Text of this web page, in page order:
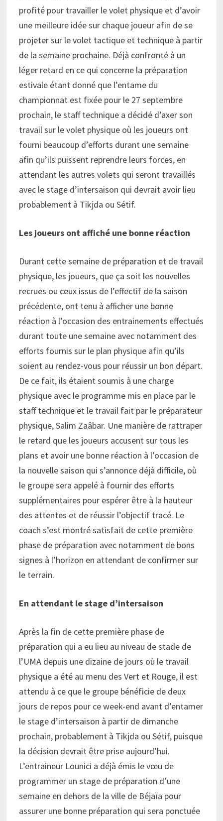
profité pour travailler le volet physique et d’avoir
une meilleure idée sur chaque joueur afin de se
projeter sur le volet tactique et technique à partir
de la semaine prochaine. Déjà confronté à un
léger retard en ce qui concerne la préparation
estivale étant donné que l’entame du
championnat est fixée pour le 27 septembre
prochain, le staff technique a décidé d’axer son
travail sur le volet physique où les joueurs ont
fourni beaucoup d’efforts durant une semaine
afin qu’ils puissent reprendre leurs forces, en
attendant les autres volets qui seront travaillés
avec le stage d’intersaison qui devrait avoir lieu
probablement à Tikjda ou Sétif.
Les joueurs ont affiché une bonne réaction
Durant cette semaine de préparation et de travail
physique, les joueurs, que ça soit les nouvelles
recrues ou ceux issus de l’effectif de la saison
précédente, ont tenu à afficher une bonne
réaction à l’occasion des entrainements effectués
durant toute une semaine avec notamment des
efforts fournis sur le plan physique afin qu’ils
soient au rendez-vous pour réussir un bon départ.
De ce fait, ils étaient soumis à une charge
physique avec le programme mis en place par le
staff technique et le travail fait par le préparateur
physique, Salim Zaâbar. Une manière de rattraper
le retard que les joueurs accusent sur tous les
plans et avoir une bonne réaction à l’occasion de
la nouvelle saison qui s’annonce déjà difficile, où
le groupe sera appelé à fournir des efforts
supplémentaires pour espérer être à la hauteur
des attentes et de réussir l’objectif tracé. Le
coach s’est montré satisfait de cette première
phase de préparation avec notamment de bons
signes à l’horizon en attendant de confirmer sur
le terrain.
En attendant le stage d’intersaison
Après la fin de cette première phase de
préparation qui a eu lieu au niveau de stade de
l’UMA depuis une dizaine de jours où le travail
physique a été au menu des Vert et Rouge, il est
attendu à ce que le groupe bénéficie de deux
jours de repos pour ce week-end avant d’entamer
le stage d’intersaison à partir de dimanche
prochain, probablement à Tikjda ou Sétif, puisque
la décision devrait être prise aujourd’hui.
L’entraineur Lounici a déjà émis le vœu de
programmer un stage de préparation d’une
semaine en dehors de la ville de Béjaïa pour
assurer une bonne préparation qui sera ponctuée